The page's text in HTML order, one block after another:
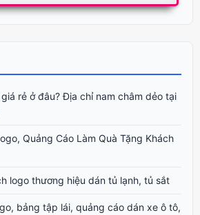
rẻ ở đâu? Địa chỉ nam châm dẻo tại
Quảng Cáo Làm Quà Tặng Khách
logo thương hiệu dán tủ lạnh, tủ sắt
bảng tập lái, quảng cáo dán xe ô tô,